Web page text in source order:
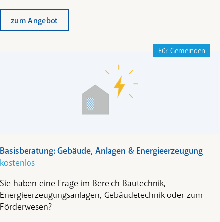
zum Angebot
Für Gemeinden
Basisberatung: Gebäude, Anlagen & Energieerzeugung
kostenlos
Sie haben eine Frage im Bereich Bautechnik,
Energieerzeugungsanlagen, Gebäudetechnik oder zum
Förderwesen?